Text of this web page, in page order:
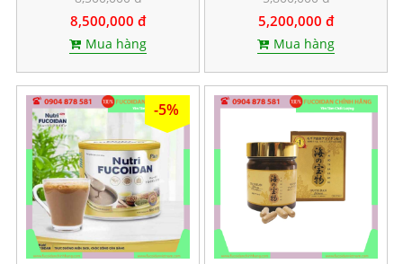
8,500,000 đ
Mua hàng
5,200,000 đ
Mua hàng
-5%